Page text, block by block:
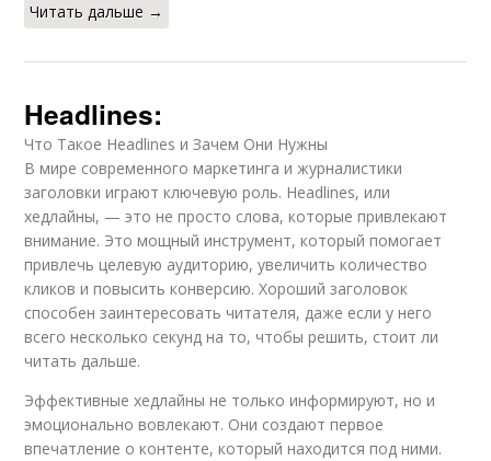
Читать дальше →
Headlines:
Что Такое Headlines и Зачем Они Нужны
В мире современного маркетинга и журналистики
заголовки играют ключевую роль. Headlines, или
хедлайны, — это не просто слова, которые привлекают
внимание. Это мощный инструмент, который помогает
привлечь целевую аудиторию, увеличить количество
кликов и повысить конверсию. Хороший заголовок
способен заинтересовать читателя, даже если у него
всего несколько секунд на то, чтобы решить, стоит ли
читать дальше.
Эффективные хедлайны не только информируют, но и
эмоционально вовлекают. Они создают первое
впечатление о контенте, который находится под ними.